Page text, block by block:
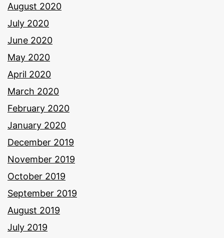
August 2020
July 2020
June 2020
May 2020
April 2020
March 2020
February 2020
January 2020
December 2019
November 2019
October 2019
September 2019
August 2019
July 2019